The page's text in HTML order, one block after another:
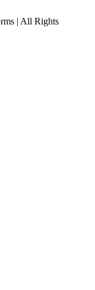
| All Rights